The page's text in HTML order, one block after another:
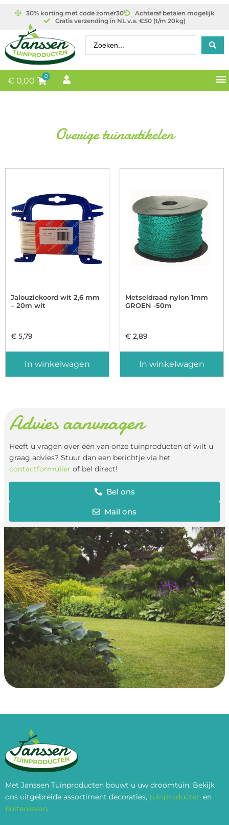
30% korting met code zomer30
Achteraf betalen mogelijk
Gratis verzending in NL v.a. €50 (t/m 20kg)
€ 0,00 0
Overige tuinartikelen
Jalouziekoord wit 2,6 mm
– 20m wit
€ 5,79
In winkelwagen
Metseldraad nylon 1mm
GROEN -50m
€ 2,89
In winkelwagen
Advies aanvragen
Heeft u vragen over één van onze tuinproducten of wilt u
graag advies? Stuur dan een berichtje via het
contactformulier of bel direct!
Bel ons
Mail ons
Met Janssen Tuinproducten bouwt u uw droomtuin. Bekijk
ons uitgebreide assortiment decoraties, tuinproducten en
buitenleven.